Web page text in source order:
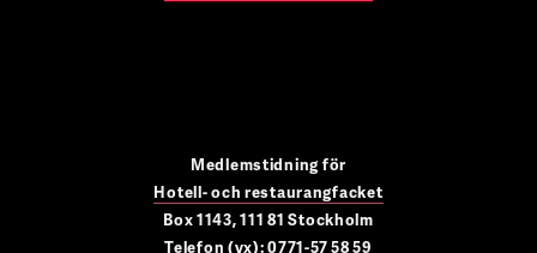
Medlemstidning för
Hotell- och restaurangfacket
Box 1143, 111 81 Stockholm
Telefon (vx): 0771-57 58 59